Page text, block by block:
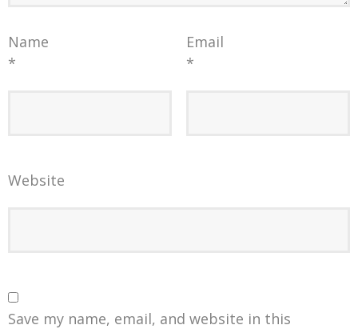
Name
*
Email
*
Website
Save my name, email, and website in this